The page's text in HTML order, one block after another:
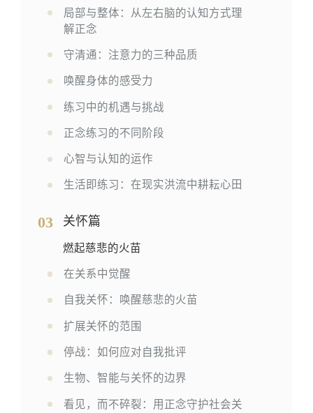
局部与整体：从左右脑的认知方式理
解正念
守清通：注意⼒的三种品质
唤醒身体的感受力
练习中的机遇与挑战
正念练习的不同阶段
心智与认知的运作
生活即练习：在现实洪流中耕耘心田
03 关怀篇
燃起慈悲的⽕苗
在关系中觉醒
自我关怀：唤醒慈悲的火苗
扩展关怀的范围
停战：如何应对自我批评
生物、智能与关怀的边界
看见，而不碎裂：用正念守护社会关